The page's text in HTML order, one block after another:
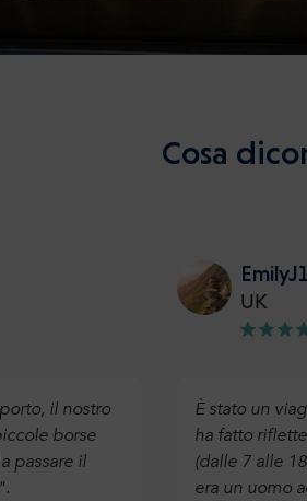
Cosa
il nostro
borse
passare il
UK
È stato un
ha fatto
(dalle 7 alle
era un uomo